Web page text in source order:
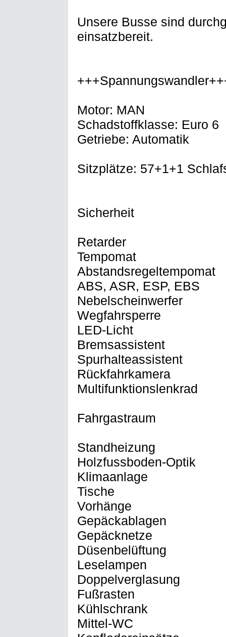
Unsere Busse sind
einsatzbereit.
Motor: MAN
Schadstoffklasse: Euro 6
Getriebe: Automatik
Sitzplätze: 57+1+1
Sicherheit
Retarder
Tempomat
Abstandsregeltempomat
ABS, ASR, ESP, EBS
Nebelscheinwerfer
Wegfahrsperre
LED-Licht
Bremsassistent
Spurhalteassistent
Rückfahrkamera
Multifunktionslenkrad
Fahrgastraum
Standheizung
Holzfussboden-Optik
Klimaanlage
Tische
Vorhänge
Gepäckablagen
Gepäcknetze
Düsenbelüftung
Leselampen
Doppelverglasung
Fußrasten
Kühlschrank
Mittel-WC